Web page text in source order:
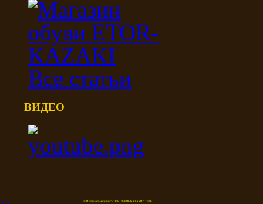
Все статьи
ВИДЕО
© Интернет-магазин "ETOR ОБУВЬ КАЗАКИ", 2026.